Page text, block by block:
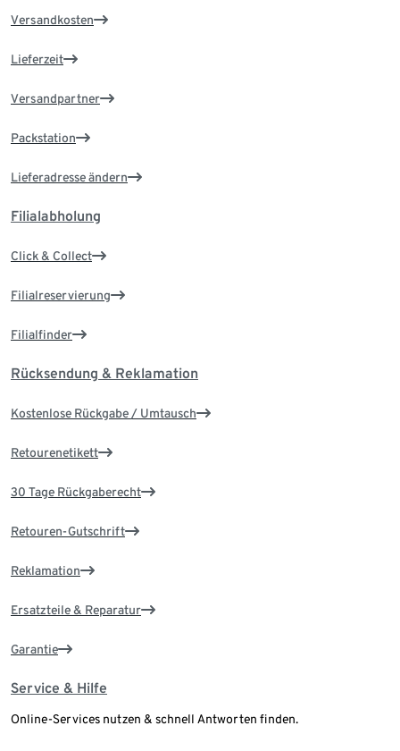
Versandkosten
Lieferzeit
Versandpartner
Packstation
Lieferadresse ändern
Filialabholung
Click & Collect
Filialreservierung
Filialfinder
Rücksendung & Reklamation
Kostenlose Rückgabe / Umtausch
Retourenetikett
30 Tage Rückgaberecht
Retouren-Gutschrift
Reklamation
Ersatzteile & Reparatur
Garantie
Service & Hilfe
Online-Services nutzen & schnell Antworten finden.